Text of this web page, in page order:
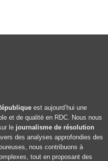
est aujourd’hui une
et de qualité en RDC. Nous nous
le journalisme de résolution
des analyses approfondies des
nous contribuons à
tout en proposant des